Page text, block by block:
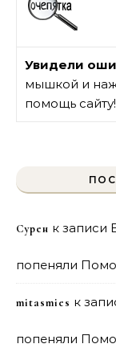
Увидели
мышкой и
помощь сайту!
Сурен к записи
попеняли
mitasmies к
попеняли